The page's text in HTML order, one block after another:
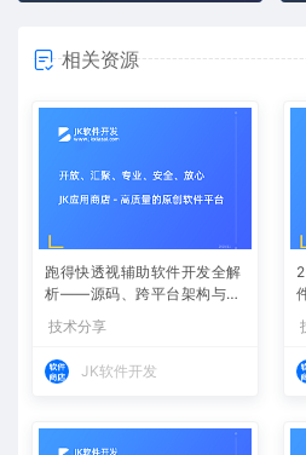
相关资源
跑得快透视辅助软件开发全解
析——源码、跨平台架构与控
牌算法
技术分享
JK软件开发